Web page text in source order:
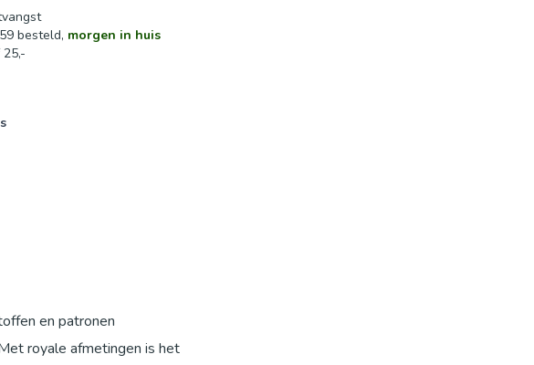
besteld, morgen in huis
en patronen
royale afmetingen is het